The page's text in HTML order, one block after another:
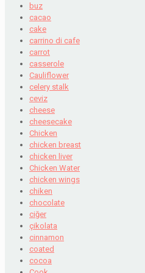
buz
cacao
cake
carrino di cafe
carrot
casserole
Cauliflower
celery stalk
ceviz
cheese
cheesecake
Chicken
chicken breast
chicken liver
Chicken Water
chicken wings
chiken
chocolate
ciğer
çikolata
cinnamon
coated
cocoa